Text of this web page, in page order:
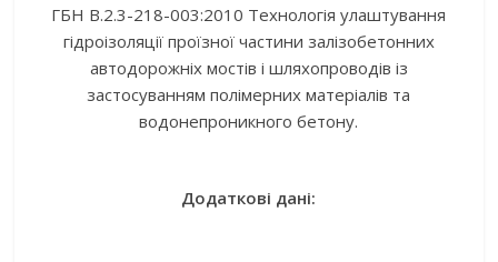
ГБН В.2.3-218-003:2010 Технологія улаштування
гідроізоляції проїзної частини залізобетонних
автодорожніх мостів і шляхопроводів із
застосуванням полімерних матеріалів та
водонепроникного бетону.
Додаткові дані: